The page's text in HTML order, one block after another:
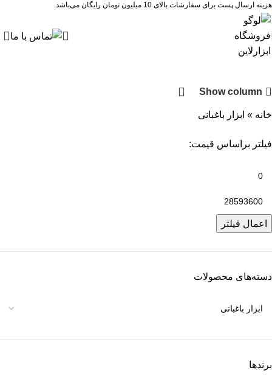
هزینه ارسال پست برای سفارشات بالای 10 میلیون تومان رایگان می‌باشد.
Show column
خانه » ابزار باغبانی
فیلتر براساس قیمت:
اعمال فیلتر
دسته‌های محصولات
برندها